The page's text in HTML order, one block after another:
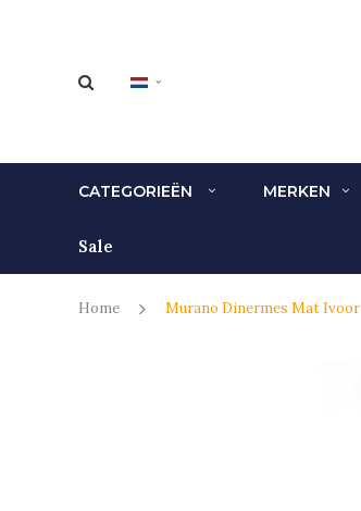
CATEGORIEËN MERKEN
Sale
Home Murano Dinermes Mat Ivoor